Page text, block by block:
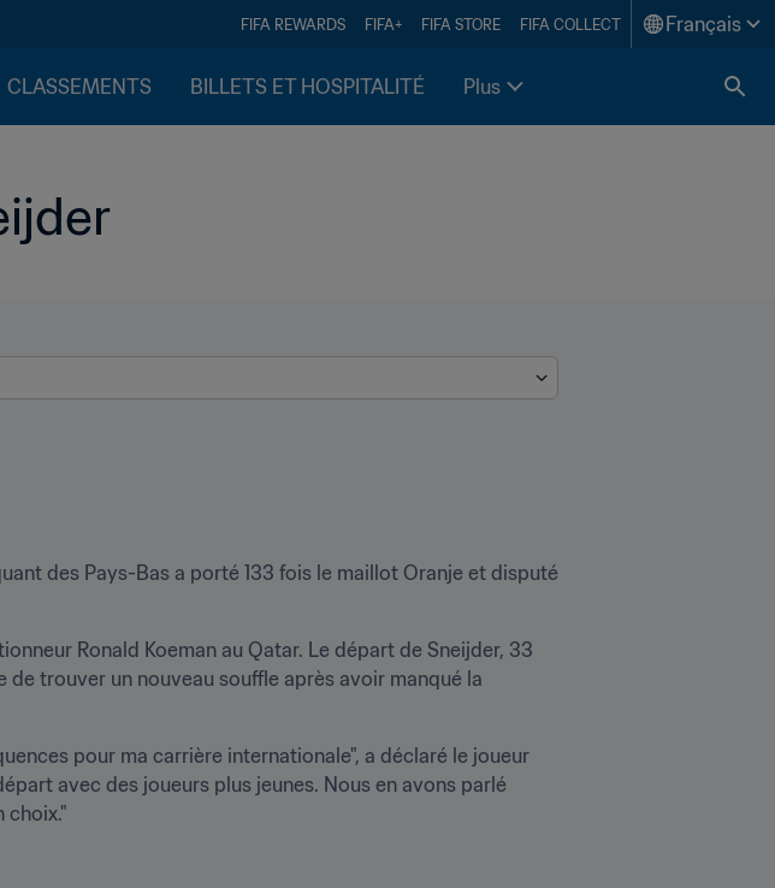
FIFA REWARDS FIFA+ FIFA STORE FIFA COLLECT Français
CLASSEMENTS BILLETS ET HOSPITALITÉ Plus
des Pays-Bas a porté 133 fois le maillot Oranje et disputé
Ronald Koeman au Qatar. Le départ de Sneijder, 33
trouver un nouveau souffle après avoir manqué la
pour ma carrière internationale", a déclaré le joueur
avec des joueurs plus jeunes. Nous en avons parlé
choix."